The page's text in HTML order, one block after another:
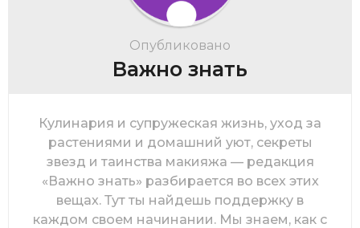
Опубликовано
Важно знать
Кулинария и супружеская жизнь, уход за
растениями и домашний уют, секреты
звезд и таинства макияжа — редакция
«Важно знать» разбирается во всех этих
вещах. Тут ты найдешь поддержку в
каждом своем начинании. Мы знаем, как с